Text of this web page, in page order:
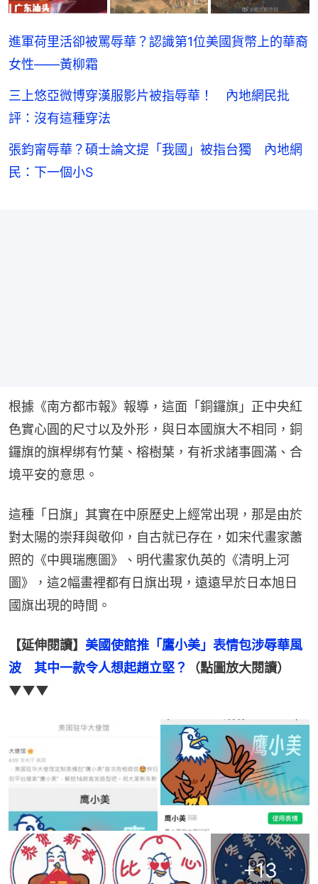
進軍荷里活卻被罵辱華？認識第1位美國貨幣上的華裔
女性——黃柳霜
三上悠亞微博穿漢服影片被指辱華！ 內地網民批
評：沒有這種穿法
張鈞甯辱華？碩士論文提「我國」被指台獨 內地網
民：下一個小S
根據《南方都市報》報導，這面「銅鑼旗」正中央紅
色實心圓的尺寸以及外形，與日本國旗大不相同，銅
鑼旗的旗桿绑有竹葉、榕樹葉，有祈求諸事圓滿、合
境平安的意思。
這種「日旗」其實在中原歷史上經常出現，那是由於
對太陽的崇拜與敬仰，自古就已存在，如宋代畫家蕭
照的《中興瑞應圖》、明代畫家仇英的《清明上河
圖》，這2幅畫裡都有日旗出現，遠遠早於日本旭日
國旗出現的時間。
【延伸閱讀】 美國使館推「鷹小美」表情包涉辱華風
波　其中一款令人想起趙立堅？
（點圖放大閱讀）
▼▼▼
+13